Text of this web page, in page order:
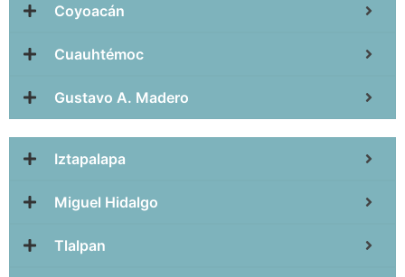
Coyoacán
Cuauhtémoc
Gustavo A. Madero
Iztapalapa
Miguel Hidalgo
Tlalpan